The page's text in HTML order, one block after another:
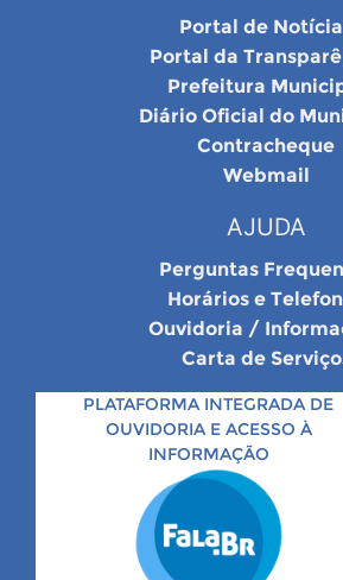
Portal de
Portal da
Prefeitura
Diário Oficial do
Contracheque
Webmail
AJUDA
Perguntas
Horários e
Ouvidoria /
Carta de
PLATAFORMA INTEGRADA DE
OUVIDORIA E ACESSO À
INFORMAÇÃO